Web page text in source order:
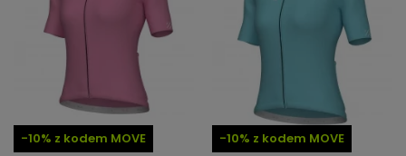
-10% z kodem MOVE -10% z kodem MOVE